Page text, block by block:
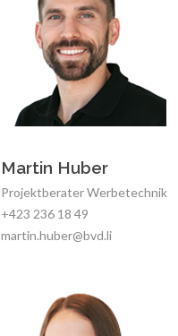
Martin Huber
Projektberater Werbetechnik
+423 236 18 49
martin.huber@bvd.li